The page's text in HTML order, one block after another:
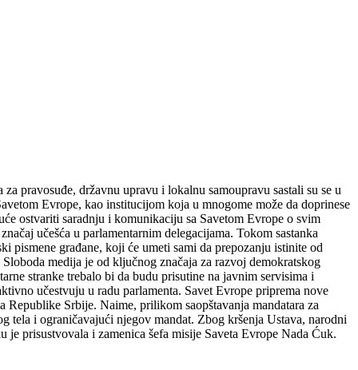
pravosuđe, državnu upravu i lokalnu samoupravu sastali su se u
Evrope, kao institucijom koja u mnogome može da doprinese
ostvariti saradnju i komunikaciju sa Savetom Evrope o svim
učešća u parlamentarnim delegacijama. Tokom sastanka
pismene građane, koji će umeti sami da prepozanju istinite od
medija je od ključnog značaja za razvoj demokratskog
stranke trebalo bi da budu prisutine na javnim servisima i
učestvuju u radu parlamenta. Savet Evrope priprema nove
Srbije. Naime, prilikom saopštavanja mandatara za
tela i ograničavajući njegov mandat. Zbog kršenja Ustava, narodni
prisustvovala i zamenica šefa misije Saveta Evrope Nada Ćuk.